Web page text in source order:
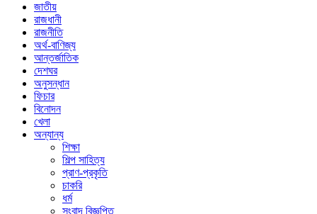
জাতীয়
রাজধানী
রাজনীতি
অর্থ-বাণিজ্য
আন্তর্জাতিক
দেশঘর
অনুসন্ধান
ফিচার
বিনোদন
খেলা
অন্যান্য
শিক্ষা
শিল্প সাহিত্য
প্রাণ-প্রকৃতি
চাকরি
ধর্ম
সংবাদ বিজ্ঞপ্তি